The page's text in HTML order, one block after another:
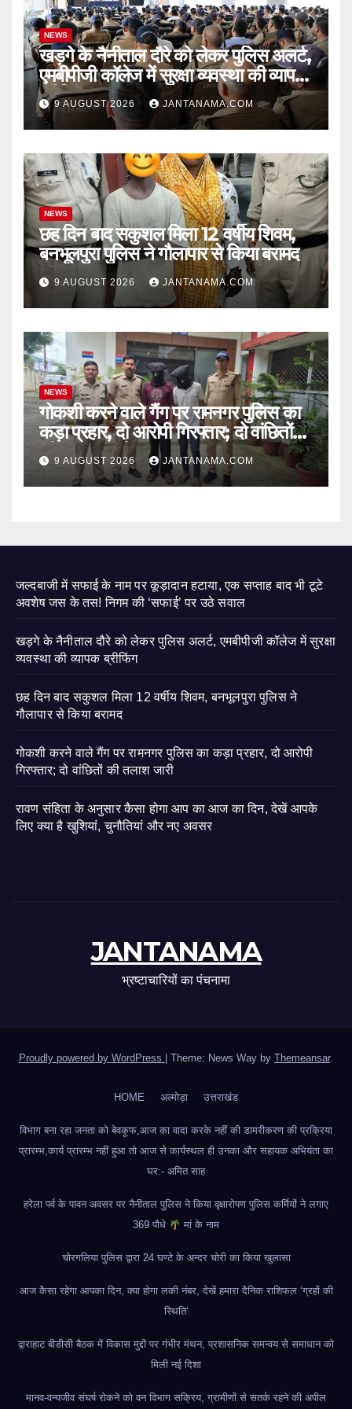
NEWS
खड़गे के नैनीताल दौरे को लेकर पुलिस अलर्ट,
एमबीपीजी कॉलेज में सुरक्षा व्यवस्था की व्यापक
ब्रीफिंग
9 AUGUST 2026 JANTANAMA.COM
NEWS
छह दिन बाद सकुशल मिला 12 वर्षीय शिवम,
बनभूलपुरा पुलिस ने गौलापार से किया बरामद
9 AUGUST 2026 JANTANAMA.COM
NEWS
गोकशी करने वाले गैंग पर रामनगर पुलिस का
कड़ा प्रहार, दो आरोपी गिरफ्तार; दो वांछितों
की तलाश जारी
9 AUGUST 2026 JANTANAMA.COM
जल्दबाजी में सफाई के नाम पर कूड़ादान हटाया, एक सप्ताह बाद भी टूटे
अवशेष जस के तस! निगम की ‘सफाई’ पर उठे सवाल
खड़गे के नैनीताल दौरे को लेकर पुलिस अलर्ट, एमबीपीजी कॉलेज में सुरक्षा
व्यवस्था की व्यापक ब्रीफिंग
छह दिन बाद सकुशल मिला 12 वर्षीय शिवम, बनभूलपुरा पुलिस ने
गौलापार से किया बरामद
गोकशी करने वाले गैंग पर रामनगर पुलिस का कड़ा प्रहार, दो आरोपी
गिरफ्तार; दो वांछितों की तलाश जारी
रावण संहिता के अनुसार कैसा होगा आप का आज का दिन, देखें आपके
लिए क्या है खुशियां, चुनौतियां और नए अवसर
JANTANAMA
भ्रष्टाचारियों का पंचनामा
Proudly powered by WordPress Theme: News Way by Themeansar.
HOME अल्मोड़ा उत्तराखंड
विभाग बना रहा जनता को बेवकूफ,आज का वादा करके नहीं की डामरीकरण की प्रक्रिया
प्रारम्भ,कार्य प्रारम्भ नहीं हुआ तो आज से कार्यस्थल ही उनका और सहायक अभियंता का
घर:- अमित साह
हरेला पर्व के पावन अवसर पर नैनीताल पुलिस ने किया वृक्षारोपण पुलिस कर्मियों ने लगाए
369 पौधे
मां के नाम
चोरगलिया पुलिस द्वारा 24 घण्टे के अन्दर चोरी का किया खुलासा
आज कैसा रहेगा आपका दिन, क्या होगा लकी नंबर, देखें हमारा दैनिक राशिफल ‘ग्रहों की
स्थिति’
द्वाराहाट बीडीसी बैठक में विकास मुद्दों पर गंभीर मंथन, प्रशासनिक समन्वय से समाधान को
मिली नई दिशा
मानव-वन्यजीव संघर्ष रोकने को वन विभाग सक्रिय, ग्रामीणों से सतर्क रहने की अपील